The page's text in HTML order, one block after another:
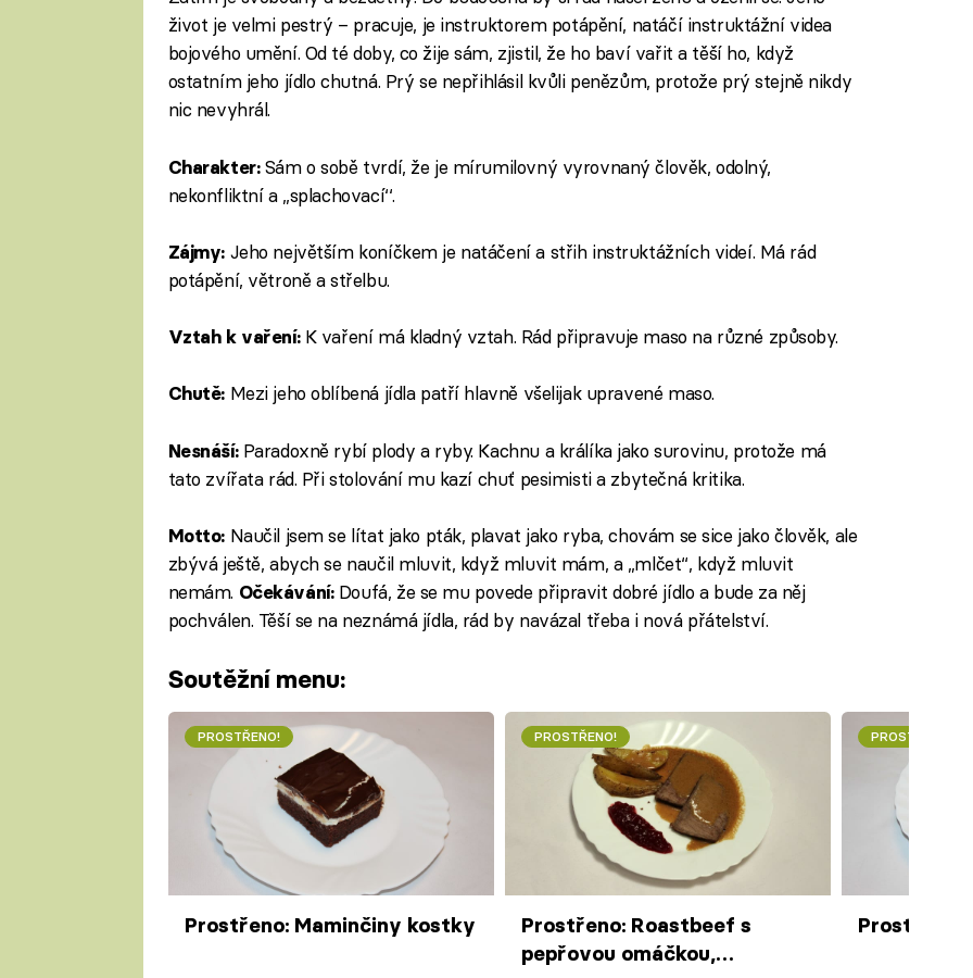
život je velmi pestrý – pracuje, je instruktorem potápění, natáčí instruktážní videa
bojového umění. Od té doby, co žije sám, zjistil, že ho baví vařit a těší ho, když
ostatním jeho jídlo chutná. Prý se nepřihlásil kvůli penězům, protože prý stejně nikdy
nic nevyhrál.
Charakter:Sám o sobě tvrdí, že je mírumilovný vyrovnaný člověk, odolný,
nekonfliktní a „splachovací‘‘.
Zájmy:Jeho největším koníčkem je natáčení a střih instruktážních videí. Má rád
potápění, větroně a střelbu.
Vztah k vaření:K vaření má kladný vztah. Rád připravuje maso na různé způsoby.
Chutě:Mezi jeho oblíbená jídla patří hlavně všelijak upravené maso.
Nesnáší:Paradoxně rybí plody a ryby. Kachnu a králíka jako surovinu, protože má
tato zvířata rád. Při stolování mu kazí chuť pesimisti a zbytečná kritika.
Motto:Naučil jsem se lítat jako pták, plavat jako ryba, chovám se sice jako člověk, ale
zbývá ještě, abych se naučil mluvit, když mluvit mám, a „mlčet“, když mluvit
nemám. Očekávání:Doufá, že se mu povede připravit dobré jídlo a bude za něj
pochválen. Těší se na neznámá jídla, rád by navázal třeba i nová přátelství.
Soutěžní menu:
PROSTŘENO!
Prostřeno: Maminčiny kostky
PROSTŘENO!
Prostřeno: Roastbeef s
pepřovou omáčkou,
PROSTŘENO!
Prostřeno: